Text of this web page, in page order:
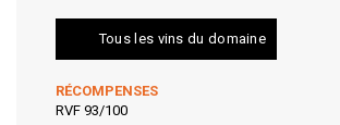
Tous les vins du domaine
RÉCOMPENSES
RVF 93/100